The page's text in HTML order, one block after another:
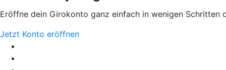
Eröffne dein Girokonto ganz einfach in wenigen Schritten
Jetzt Konto eröffnen